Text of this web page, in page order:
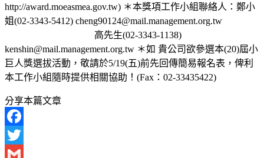
http://award.moeasmea.gov.tw) ＊本獎項工作小組聯絡人：鄭小
姐(02-3343-5412) cheng90124@mail.management.org.tw
高先生(02-3343-1138)
kenshin@mail.management.org.tw ＊如 貴公司欲參選本(20)屆小
巨人獎選拔活動，敬請於5/19(五)前先回傳簡易報名表，俾利
本工作小組隨時提供相關協助！(Fax：02-33435422)
分享本篇文章
Facebook
Twitter